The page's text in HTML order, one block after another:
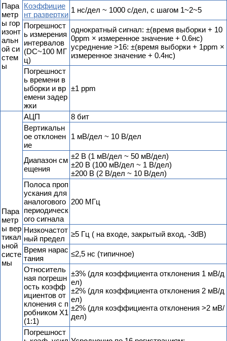
Пара
метр
ы гор
изонт
альн
ой си
стем
ы
Коэффицие
нт развертки
1 нс/дел ~ 1000 с/дел, с шагом 1~2~5
Погрешност
ь измерения
интервалов
(DC~100 МГ
ц)
однократный сигнал: ±(время выборки + 10
0ppm × измеренное значение + 0.6нс)
усреднение >16: ±(время выборки + 1ppm ×
измеренное значение + 0.4нс)
Погрешност
ь времени в
ыборки и вр
емени задер
жки
±1 ppm
Пара
метр
ы вер
тикал
ьной
систе
мы
АЦП
8 бит
Вертикальн
ое отклонен
ие
1 мВ/дел ~ 10 В/дел
Диапазон см
ещения
±2 В (1 мВ/дел ~ 50 мВ/дел)
±20 В (100 мВ/дел ~ 1 В/дел)
±200 В (2 В/дел ~ 10 В/дел)
Полоса проп
ускания для
аналогового
периодическ
ого сигнала
200 МГц
Низкочастот
ный предел
≥5 Гц ( на входе, закрытый вход, -3dB)
Время нарас
тания
≤2,5 нс (типичное)
Относитель
ная погрешн
ость коэфф
ициентов от
клонения с п
робником Х1
(1:1)
±3% (для коэффициента отклонения 1 мВ/д
ел)
±2% (для коэффициента отклонения 2 мВ/д
ел)
±2% (для коэффициента отклонения >2 мВ/
дел)
Погрешност